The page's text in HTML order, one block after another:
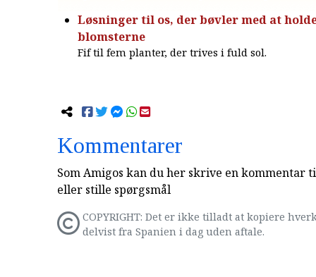
Løsninger til os, der bøvler med at
blomsterne
Fif til fem planter, der trives i fuld sol.
Kommentarer
Som Amigos kan du her skrive en kommentar
eller stille spørgsmål
COPYRIGHT: Det er ikke tilladt at kopiere
delvist fra Spanien i dag uden aftale.